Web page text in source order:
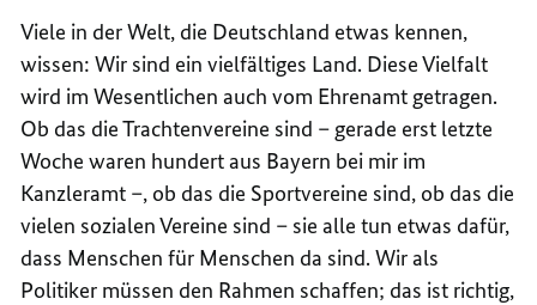
Viele in der Welt, die Deutschland etwas kennen,
wissen: Wir sind ein vielfältiges Land. Diese Vielfalt
wird im Wesentlichen auch vom Ehrenamt getragen.
Ob das die Trachtenvereine sind – gerade erst letzte
Woche waren hundert aus Bayern bei mir im
Kanzleramt –, ob das die Sportvereine sind, ob das die
vielen sozialen Vereine sind – sie alle tun etwas dafür,
dass Menschen für Menschen da sind. Wir als
Politiker müssen den Rahmen schaffen; das ist richtig,